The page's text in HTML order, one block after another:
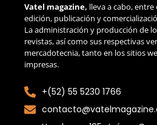
Vatel magazine, lleva a cabo,
edición, publicación y
La administración y producción de
revistas, así como sus respectivas
mercadotecnia, tanto en los sitios
impresas.
+(52) 55 5230 1766